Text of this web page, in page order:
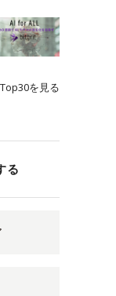
Top30を見る
る